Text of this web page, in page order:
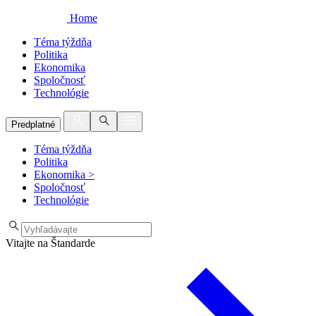
Home
Téma týždňa
Politika
Ekonomika
Spoločnosť
Technológie
Predplatné
Téma týždňa
Politika
Ekonomika >
Spoločnosť
Technológie
Vitajte na Štandarde